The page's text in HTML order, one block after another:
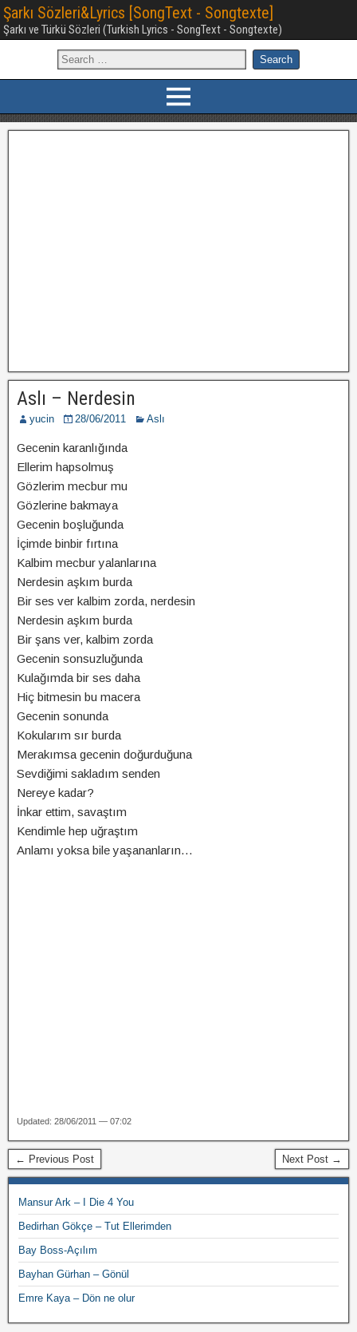
Şarkı Sözleri&Lyrics [SongText - Songtexte]
Şarkı ve Türkü Sözleri (Turkish Lyrics - SongText - Songtexte)
Aslı – Nerdesin
yucin 28/06/2011 Aslı
Gecenin karanlığında
Ellerim hapsolmuş
Gözlerim mecbur mu
Gözlerine bakmaya
Gecenin boşluğunda
İçimde binbir fırtına
Kalbim mecbur yalanlarına
Nerdesin aşkım burda
Bir ses ver kalbim zorda, nerdesin
Nerdesin aşkım burda
Bir şans ver, kalbim zorda
Gecenin sonsuzluğunda
Kulağımda bir ses daha
Hiç bitmesin bu macera
Gecenin sonunda
Kokularım sır burda
Merakımsa gecenin doğurduğuna
Sevdiğimi sakladım senden
Nereye kadar?
İnkar ettim, savaştım
Kendimle hep uğraştım
Anlamı yoksa bile yaşananların…
Updated: 28/06/2011 — 07:02
← Previous Post Next Post →
Mansur Ark – I Die 4 You
Bedirhan Gökçe – Tut Ellerimden
Bay Boss-Açılım
Bayhan Gürhan – Gönül
Emre Kaya – Dön ne olur